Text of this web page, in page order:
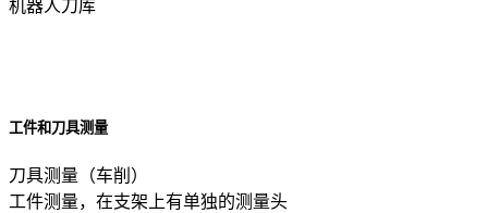
机器人刀库
工件和刀具测量
刀具测量（车削）
工件测量，在支架上有单独的测量头